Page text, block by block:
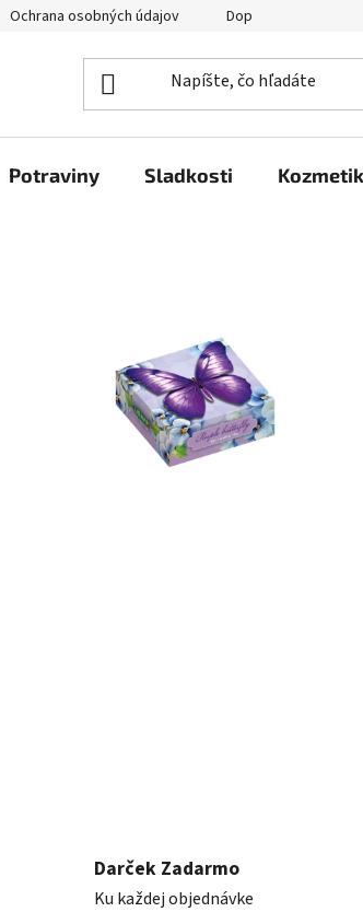
Ochrana osobných údajov Doprava a platba
Potraviny Sladkosti
Darček Zadarmo
Ku každej objednávke